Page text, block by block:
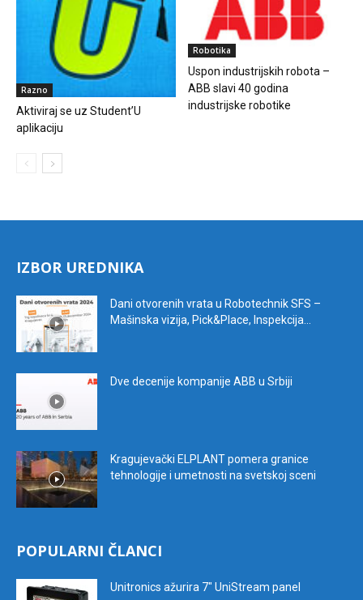
Razno
Aktiviraj se uz Student’U
aplikaciju
Robotika
Uspon industrijskih robota –
ABB slavi 40 godina
industrijske robotike
IZBOR UREDNIKA
Dani otvorenih vrata u Robotechnik SFS –
Mašinska vizija, Pick&Place, Inspekcija...
Dve decenije kompanije ABB u Srbiji
Kragujevački ELPLANT pomera granice
tehnologije i umetnosti na svetskoj sceni
POPULARNI ČLANCI
Unitronics ažurira 7″ UniStream panel